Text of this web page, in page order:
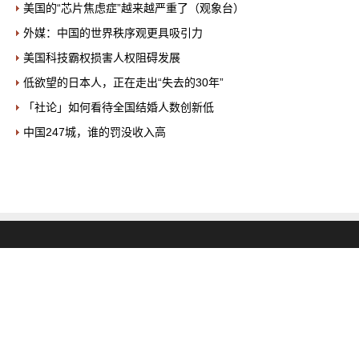
美国的“芯片焦虑症”越来越严重了（观象台）
外媒：中国的世界秩序观更具吸引力
美国科技霸权损害人权阻碍发展
低欲望的日本人，正在走出“失去的30年”
「社论」如何看待全国结婚人数创新低
中国247城，谁的罚没收入高